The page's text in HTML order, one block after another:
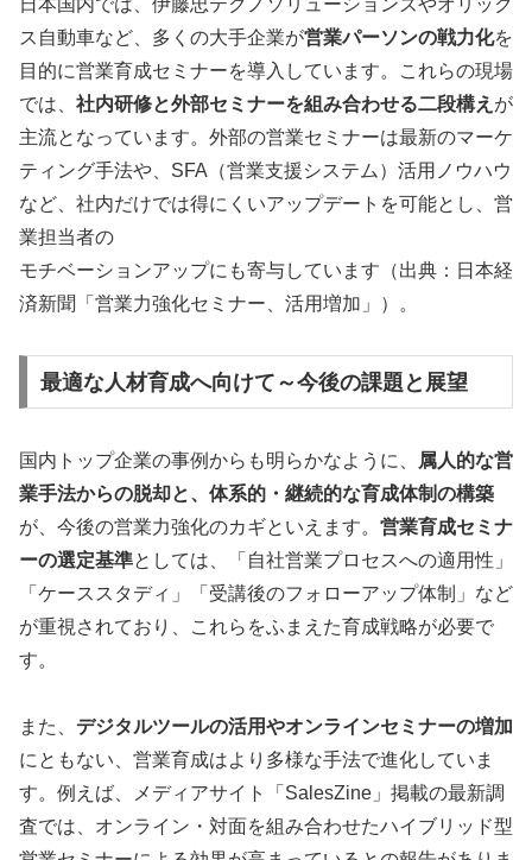
日本国内では、伊藤忠テクノソリューションズやオリック
ス自動車など、多くの大手企業が営業パーソンの戦力化を
目的に営業育成セミナーを導入しています。これらの現場
では、 社内研修と外部セミナーを組み合わせる二段構え が
主流となっています。外部の営業セミナーは最新のマーケ
ティング手法や、SFA（営業支援システム）活用ノウハウ
など、社内だけでは得にくいアップデートを可能とし、営
業担当者の
モチベーションアップにも寄与しています（出典：日本経
済新聞「営業力強化セミナー、活用増加」）。
最適な人材育成へ向けて～今後の課題と展望
国内トップ企業の事例からも明らかなように、
属人的な営
業手法からの脱却と、体系的・継続的な育成体制の構築
が、今後の営業力強化のカギといえます。 営業育成セミナ
ーの選定基準としては、「自社営業プロセスへの適用性」
「ケーススタディ」「受講後のフォローアップ体制」など
が重視されており、これらをふまえた育成戦略が必要で
す。
また、 デジタルツールの活用やオンラインセミナーの増加
にともない、営業育成はより多様な手法で進化していま
す。例えば、メディアサイト「SalesZine」掲載の最新調
査では、オンライン・対面を組み合わせたハイブリッド型